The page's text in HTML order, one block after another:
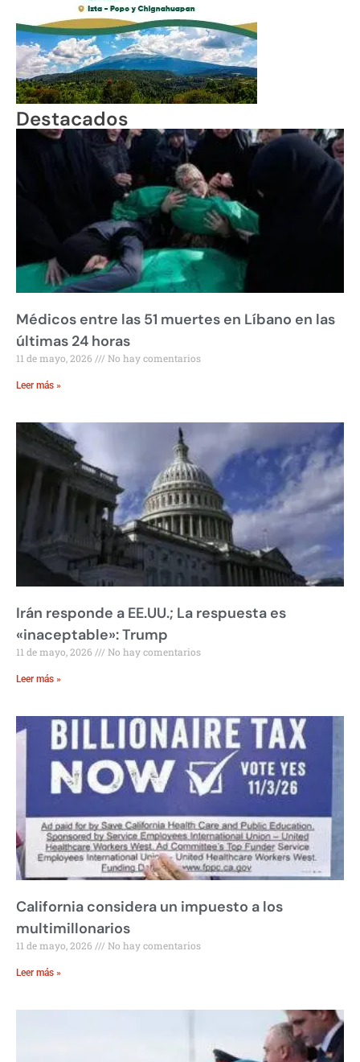
Destacados
Médicos entre las 51 muertes en Líbano en las
últimas 24 horas
11 de mayo, 2026 No hay comentarios
Leer más »
Irán responde a EE.UU.; La respuesta es
«inaceptable»: Trump
11 de mayo, 2026 No hay comentarios
Leer más »
California considera un impuesto a los
multimillonarios
11 de mayo, 2026 No hay comentarios
Leer más »